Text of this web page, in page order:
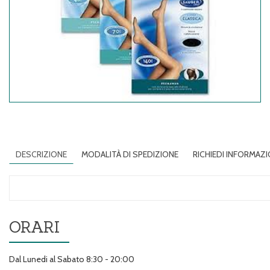
DESCRIZIONE MODALITÀ DI SPEDIZIONE RICHIEDI
ORARI
Dal Lunedi al Sabato 8:30 - 20:00